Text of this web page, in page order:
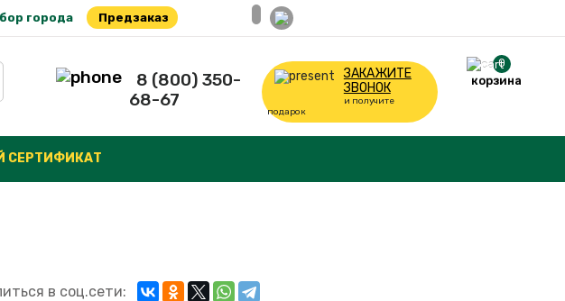
города Предзаказ
8 (800) 350-
68-67
ЗАКАЖИТЕ
ЗВОНОК
и получите
подарок
0
корзина
СЕРТИФИКАТ
в соц.сети: